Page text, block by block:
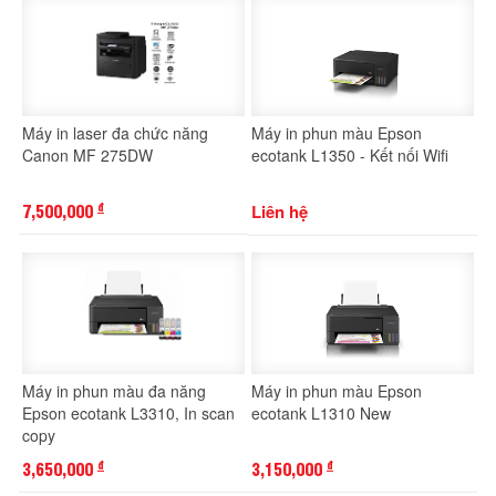
Máy in laser đa chức năng
Canon MF 275DW
7,500,000 đ
Máy in phun màu Epson
ecotank L1350 - Kết nối Wifi
Liên hệ
Máy in phun màu đa năng
Epson ecotank L3310, In scan
copy
3,650,000 đ
Máy in phun màu Epson
ecotank L1310 New
3,150,000 đ